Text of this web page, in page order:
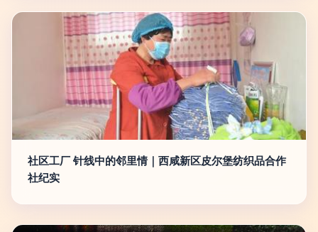
社区工厂 针线中的邻里情｜西咸新区皮尔堡纺织品合作
社纪实